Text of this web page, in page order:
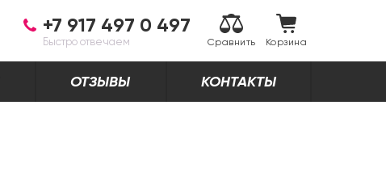
+7 917 497 0 497
Быстро отвечаем Сравнить Корзина
ОТЗЫВЫ КОНТАКТЫ